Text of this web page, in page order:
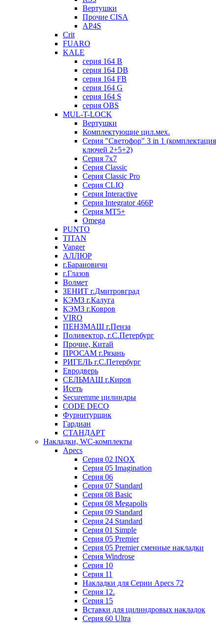
Вертушки
Прочие CISA
AP4S
Crit
FUARO
KALE
серия 164 B
серия 164 DB
серия 164 FB
серия 164 G
серия 164 S
серия OBS
MUL-T-LOCK
Вертушки
Комплектующие цил.мех.
Серия "Светофор" 3 in 1 (комплектация
ключей 2+5+2)
Серия 7х7
Серия Classic
Серия Classic Pro
Серия CLIQ
Серия Interactive
Серия Integrator 466P
Серия MT5+
Omega
PUNTO
TITAN
Vanger
АЛЛЮР
г.Барановичи
г.Глазов
Волмет
ЗЕНИТ г.Дмитровград
КЭМЗ г.Калуга
КЭМЗ г.Ковров
VIRO
ПЕНЗМАШ г.Пенза
Поливектор, г.С.Петербург
Прочие, Китай
ПРОСАМ г.Рязань
РИГЕЛЬ г.С.Петербург
Евродверь
СЕЛЬМАШ г.Киров
Исеть
Securemme цилиндры
CODE DECO
Фурнитурщик
Гардиан
СТАНДАРТ
Накладки, WC-комплекты
Apecs
Cерия 02 INOX
Cерия 05 Imagination
Cерия 06
Cерия 07 Standard
Cерия 08 Basic
Cерия 08 Megapolis
Cерия 09 Standard
Cерия 24 Standard
Серия 01 Simple
Серия 05 Premier
Серия 05 Premier сменные накладки
Cерия Windrose
Серия 10
Серия 11
Накладки для Серии Apecs 72
Серия 12.
Серия 15
Вставки для цилиндровых накладок
Серия 60 Ultra